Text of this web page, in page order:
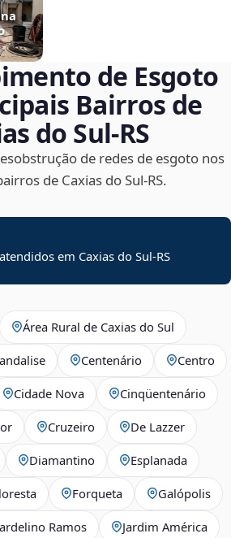
de Esgoto
Bairros de
do Sul‑RS
de redes de esgoto nos
de Caxias do Sul‑RS.
em Caxias do Sul-RS
Área Rural de Caxias do Sul
Centenário Centro
Cidade Nova Cinqüentenário
Cruzeiro De Lazzer
Diamantino Esplanada
Forqueta Galópolis
Ramos Jardim América